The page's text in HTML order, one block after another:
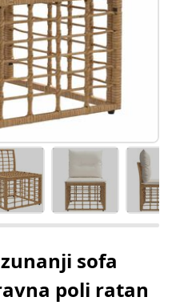
sofa
poli ratan